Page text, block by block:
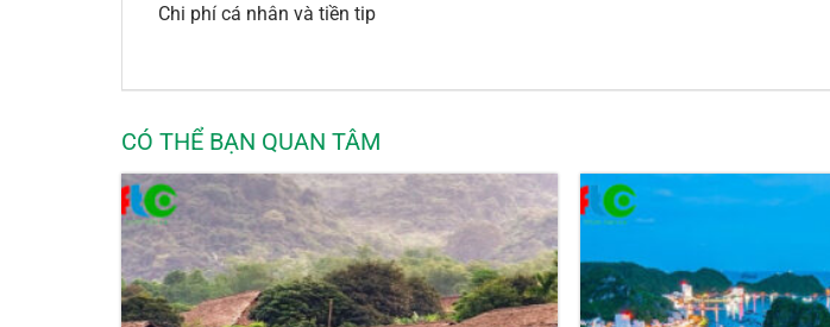
Chi phí cá nhân và tiền tip
CÓ THỂ BẠN QUAN TÂM